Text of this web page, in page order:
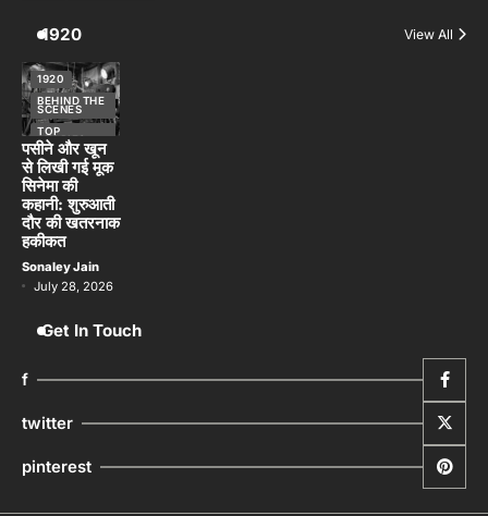
1920 View All
1920
BEHIND THE
SCENES
TOP
STORIES
पसीने और खून
से लिखी गई मूक
सिनेमा की
कहानी: शुरुआती
दौर की खतरनाक
हकीकत
Sonaley Jain
July 28, 2026
Get In Touch
f
twitter
pinterest